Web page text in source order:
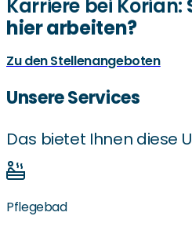
Karriere bei Korian:
hier arbeiten?
Zu den Stellenangeboten
Unsere Services
Das bietet Ihnen diese
Pflegebad